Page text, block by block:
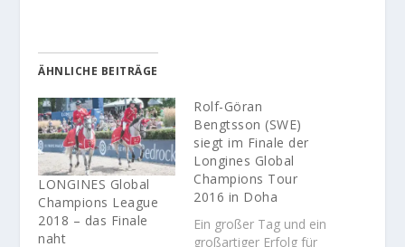
ÄHNLICHE BEITRÄGE
LONGINES Global
Champions League
2018 – das Finale
naht
Rolf-Göran
Bengtsson (SWE)
siegt im Finale der
Longines Global
Champions Tour
2016 in Doha
Ein großer Tag und ein
großartiger Erfolg für